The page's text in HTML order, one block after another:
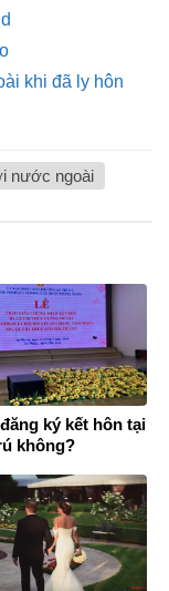
khi đã ly hôn
nước ngoài
ký kết hôn tại
không?